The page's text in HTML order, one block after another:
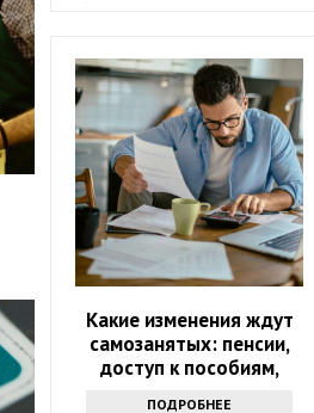
Какие изменения ждут
самозанятых: пенсии,
доступ к пособиям,
ПОДРОБНЕЕ